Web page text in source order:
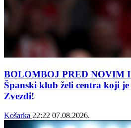
BOLOMBOJ PRED NOVIM
Španski klub želi centra koji
Zvezdi!
Košarka 22:22 07.08.2026.